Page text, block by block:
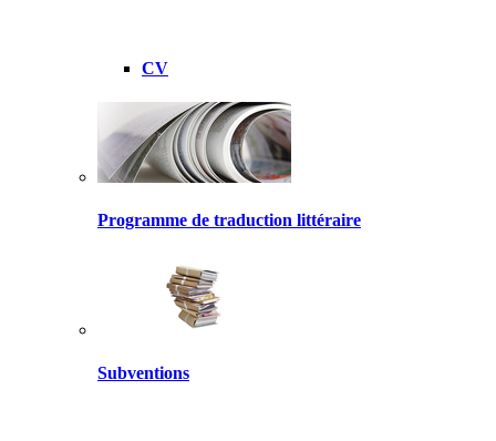
CV
Programme de traduction littéraire
Subventions